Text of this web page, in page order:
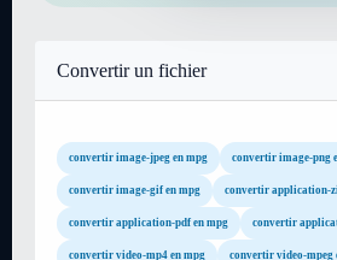
Convertir un fichier
convertir image-jpeg en mpg convertir image-png
convertir image-gif en mpg convertir application-
convertir application-pdf en mpg convertir
convertir video-mp4 en mpg convertir video-mpeg